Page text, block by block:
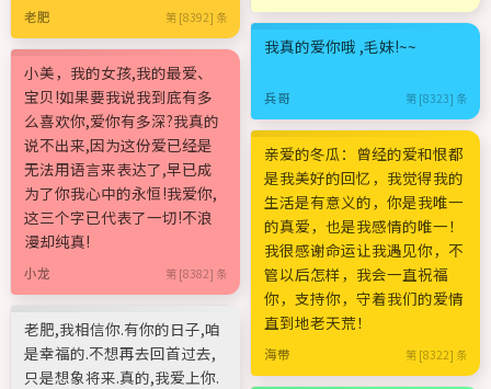
老肥 第 [8392] 条
小美，我的女孩,我的最爱、
宝贝!如果要我说我到底有多
么喜欢你,爱你有多深?我真的
说不出来,因为这份爱已经是
无法用语言来表达了,早已成
为了你我心中的永恒!我爱你,
这三个字已代表了一切!不浪
漫却纯真!
小龙 第 [8382] 条
老肥,我相信你.有你的日子,咱
是幸福的.不想再去回首过去,
只是想象将来.真的,我爱上你.
我真的爱你哦 ,毛妹!~~
兵哥 第 [8323] 条
亲爱的冬瓜：曾经的爱和恨都
是我美好的回忆，我觉得我的
生活是有意义的，你是我唯一
的真爱，也是我感情的唯一！
我很感谢命运让我遇见你，不
管以后怎样，我会一直祝福
你，支持你，守着我们的爱情
直到地老天荒！
海带 第 [8322] 条